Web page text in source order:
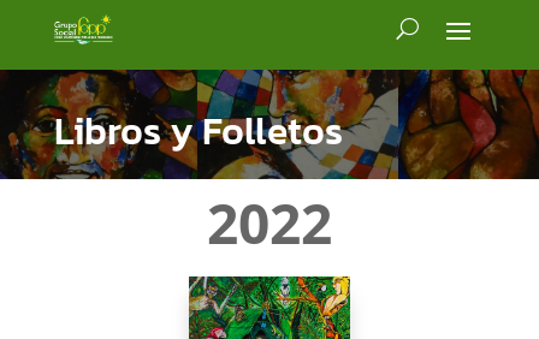
Libros y Folletos
2022